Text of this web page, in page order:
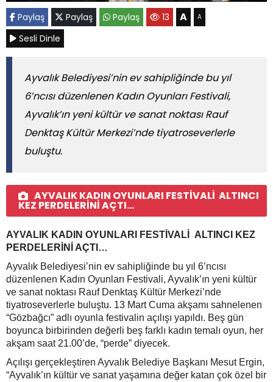
Paylaş Paylaş Paylaş 13 A A
Sesli Dinle
Ayvalık Belediyesi’nin ev sahipliğinde bu yıl
6’ncısı düzenlenen Kadın Oyunları Festivali,
Ayvalık’ın yeni kültür ve sanat noktası Rauf
Denktaş Kültür Merkezi’nde tiyatroseverlerle
buluştu.
AYVALIK KADIN OYUNLARI FESTİVALİ ALTINCI
KEZ PERDELERİNİ AÇTI…
AYVALIK KADIN OYUNLARI FESTİVALİ ALTINCI KEZ
PERDELERİNİ AÇTI…
Ayvalık Belediyesi’nin ev sahipliğinde bu yıl 6’ncısı
düzenlenen Kadın Oyunları Festivali, Ayvalık’ın yeni kültür
ve sanat noktası Rauf Denktaş Kültür Merkezi’nde
tiyatroseverlerle buluştu. 13 Mart Cuma akşamı sahnelenen
“Gözbağcı” adlı oyunla festivalin açılışı yapıldı. Beş gün
boyunca birbirinden değerli beş farklı kadın temalı oyun, her
akşam saat 21.00’de, “perde” diyecek.
Açılışı gerçekleştiren Ayvalık Belediye Başkanı Mesut Ergin,
“Ayvalık’ın kültür ve sanat yaşamına değer katan çok özel bir